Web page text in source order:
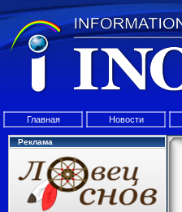
Главная Новости
Реклама